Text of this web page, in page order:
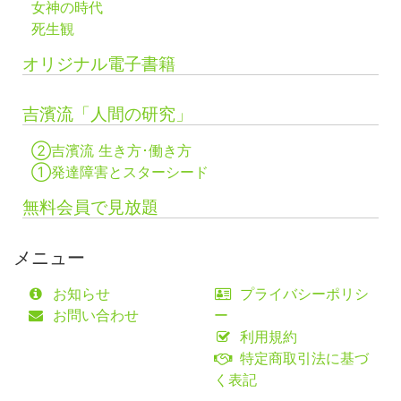
女神の時代
死生観
オリジナル電子書籍
吉濱流「人間の研究」
②吉濱流 生き方･働き方
①発達障害とスターシード
無料会員で見放題
メニュー
お知らせ
お問い合わせ
プライバシーポリシ
ー
利用規約
特定商取引法に基づ
く表記